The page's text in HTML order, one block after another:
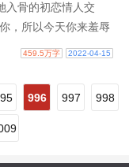
入骨的初恋情人交
，所以今天你来羞辱
”他在浴室..
459.5万字 2022-04-15
996 997 998